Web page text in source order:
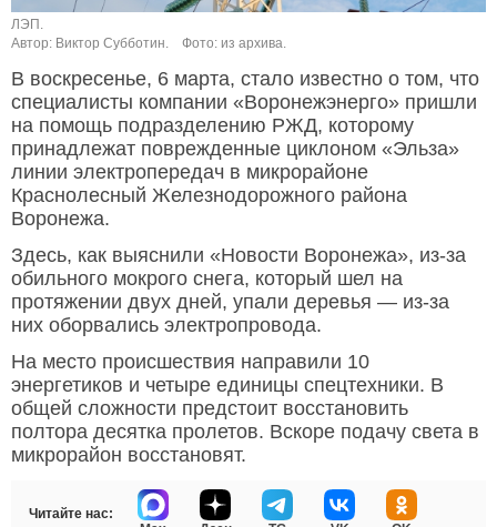
ЛЭП.
Автор: Виктор Субботин.
Фото: из архива.
В воскресенье, 6 марта, стало известно о том, что
специалисты компании «Воронежэнерго» пришли
на помощь подразделению РЖД, которому
принадлежат поврежденные циклоном «Эльза»
линии электропередач в микрорайоне
Краснолесный Железнодорожного района
Воронежа.
Здесь, как выяснили «Новости Воронежа», из-за
обильного мокрого снега, который шел на
протяжении двух дней, упали деревья — из-за
них оборвались электропровода.
На место происшествия направили 10
энергетиков и четыре единицы спецтехники. В
общей сложности предстоит восстановить
полтора десятка пролетов. Вскоре подачу света в
микрорайон восстановят.
Читайте нас: